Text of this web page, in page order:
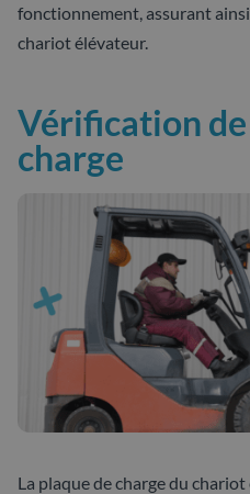
fonctionnement, assurant
chariot élévateur.
Vérification
charge
La plaque de charge du